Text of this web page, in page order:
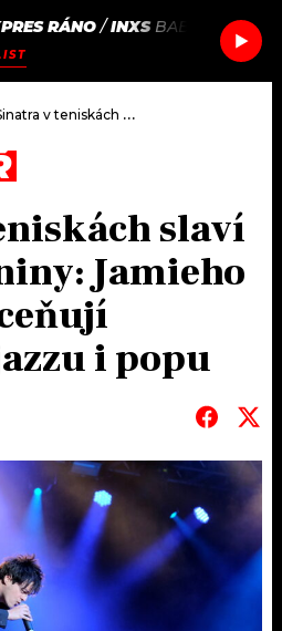
JAK
SEZNAM.CZ
RÁNO/INXS BABY DON'T
v teniskách slaví 45. narozeniny: Jamieho Culluma oceňují milovníci jazzu i popu
slaví
Jamieho
i popu